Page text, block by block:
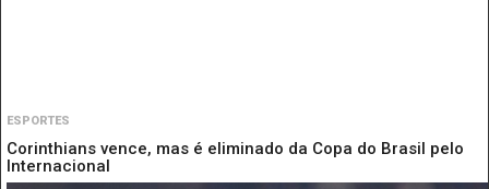
ESPORTES
Corinthians vence, mas é eliminado da Copa do Brasil pelo
Internacional